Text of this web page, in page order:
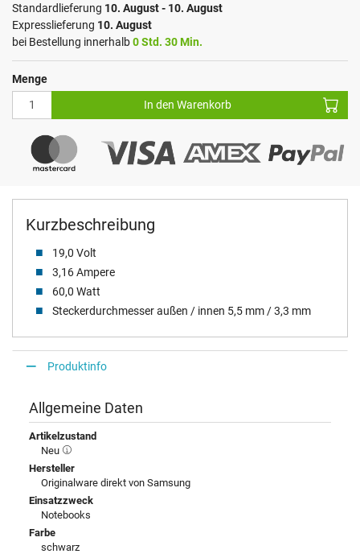
Kurzbeschreibung
19,0 Volt
3,16 Ampere
60,0 Watt
Steckerdurchmesser außen / innen 5,5 mm / 3,3 mm
Standardlieferung 10. August - 10. August
Expresslieferung 10. August
bei Bestellung innerhalb0 Std. 30 Min.
Menge
In den Warenkorb
Produktinfo
Allgemeine Daten
Artikelzustand
Neu
Hersteller
Originalware direkt von Samsung
Einsatzzweck
Notebooks
Farbe
schwarz